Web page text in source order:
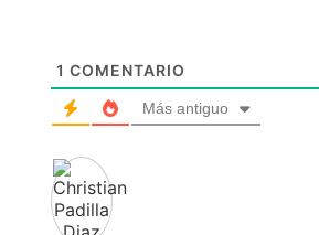
1 COMENTARIO
Más antiguo